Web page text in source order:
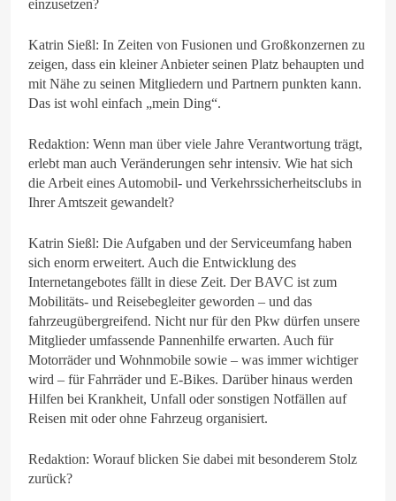
einzusetzen?
Katrin Sießl: In Zeiten von Fusionen und Großkonzernen zu
zeigen, dass ein kleiner Anbieter seinen Platz behaupten und
mit Nähe zu seinen Mitgliedern und Partnern punkten kann.
Das ist wohl einfach „mein Ding“.
Redaktion: Wenn man über viele Jahre Verantwortung trägt,
erlebt man auch Veränderungen sehr intensiv. Wie hat sich
die Arbeit eines Automobil- und Verkehrssicherheitsclubs in
Ihrer Amtszeit gewandelt?
Katrin Sießl: Die Aufgaben und der Serviceumfang haben
sich enorm erweitert. Auch die Entwicklung des
Internetangebotes fällt in diese Zeit. Der BAVC ist zum
Mobilitäts- und Reisebegleiter geworden – und das
fahrzeugübergreifend. Nicht nur für den Pkw dürfen unsere
Mitglieder umfassende Pannenhilfe erwarten. Auch für
Motorräder und Wohnmobile sowie – was immer wichtiger
wird – für Fahrräder und E-Bikes. Darüber hinaus werden
Hilfen bei Krankheit, Unfall oder sonstigen Notfällen auf
Reisen mit oder ohne Fahrzeug organisiert.
Redaktion: Worauf blicken Sie dabei mit besonderem Stolz
zurück?